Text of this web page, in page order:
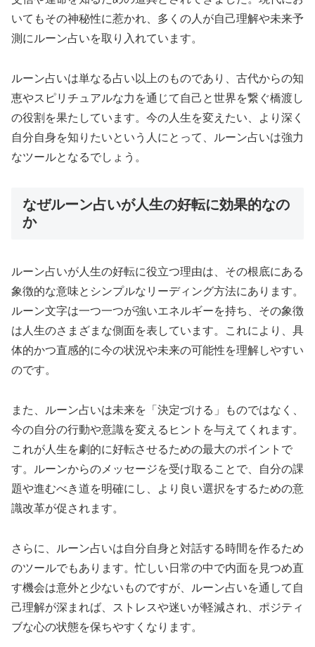
いてもその神秘性に惹かれ、多くの人が自己理解や未来予
測にルーン占いを取り入れています。
ルーン占いは単なる占い以上のものであり、古代からの知
恵やスピリチュアルな力を通じて自己と世界を繋ぐ橋渡し
の役割を果たしています。今の人生を変えたい、より深く
自分自身を知りたいという人にとって、ルーン占いは強力
なツールとなるでしょう。
なぜルーン占いが人生の好転に効果的なの
か
ルーン占いが人生の好転に役立つ理由は、その根底にある
象徴的な意味とシンプルなリーディング方法にあります。
ルーン文字は一つ一つが強いエネルギーを持ち、その象徴
は人生のさまざまな側面を表しています。これにより、具
体的かつ直感的に今の状況や未来の可能性を理解しやすい
のです。
また、ルーン占いは未来を「決定づける」ものではなく、
今の自分の行動や意識を変えるヒントを与えてくれます。
これが人生を劇的に好転させるための最大のポイントで
す。ルーンからのメッセージを受け取ることで、自分の課
題や進むべき道を明確にし、より良い選択をするための意
識改革が促されます。
さらに、ルーン占いは自分自身と対話する時間を作るため
のツールでもあります。忙しい日常の中で内面を見つめ直
す機会は意外と少ないものですが、ルーン占いを通して自
己理解が深まれば、ストレスや迷いが軽減され、ポジティ
ブな心の状態を保ちやすくなります。